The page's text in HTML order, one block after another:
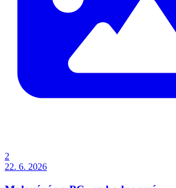
2
22. 6. 2026